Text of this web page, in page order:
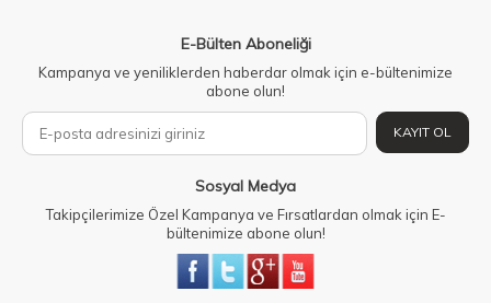
E-Bülten Aboneliği
Kampanya ve yeniliklerden haberdar olmak için e-bültenimize
abone olun!
KAYIT OL
Sosyal Medya
Takipçilerimize Özel Kampanya ve Fırsatlardan olmak için E-
bültenimize abone olun!